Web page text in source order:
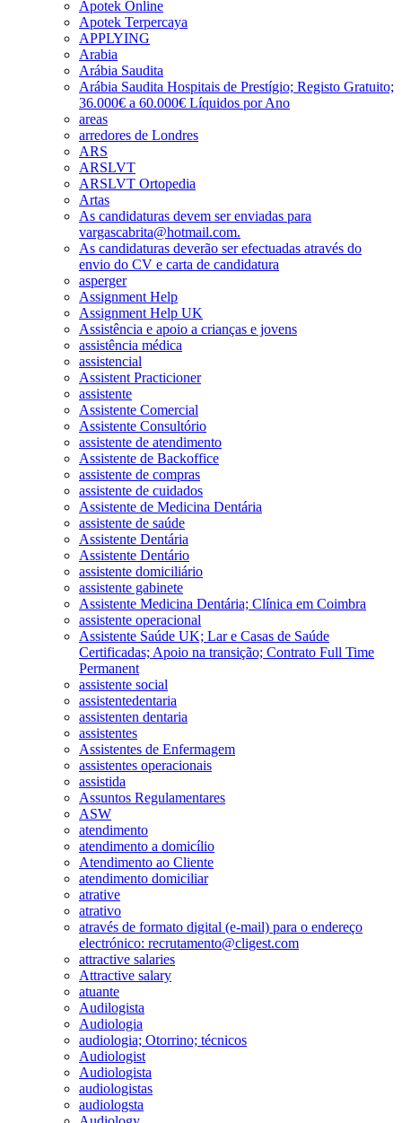
Apotek Online
Apotek Terpercaya
APPLYING
Arabia
Arábia Saudita
Arábia Saudita Hospitais de Prestígio; Registo Gratuito;
36.000€ a 60.000€ Líquidos por Ano
areas
arredores de Londres
ARS
ARSLVT
ARSLVT Ortopedia
Artas
As candidaturas devem ser enviadas para
vargascabrita@hotmail.com.
As candidaturas deverão ser efectuadas através do
envio do CV e carta de candidatura
asperger
Assignment Help
Assignment Help UK
Assistência e apoio a crianças e jovens
assistência médica
assistencial
Assistent Practicioner
assistente
Assistente Comercial
Assistente Consultório
assistente de atendimento
Assistente de Backoffice
assistente de compras
assistente de cuidados
Assistente de Medicina Dentária
assistente de saúde
Assistente Dentária
Assistente Dentário
assistente domiciliário
assistente gabinete
Assistente Medicina Dentária; Clínica em Coimbra
assistente operacional
Assistente Saúde UK; Lar e Casas de Saúde
Certificadas; Apoio na transição; Contrato Full Time
Permanent
assistente social
assistentedentaria
assistenten dentaria
assistentes
Assistentes de Enfermagem
assistentes operacionais
assistida
Assuntos Regulamentares
ASW
atendimento
atendimento a domicílio
Atendimento ao Cliente
atendimento domiciliar
atrative
atrativo
através de formato digital (e-mail) para o endereço
electrónico: recrutamento@cligest.com
attractive salaries
Attractive salary
atuante
Audilogista
Audiologia
audiologia; Otorrino; técnicos
Audiologist
Audiologista
audiologistas
audiologsta